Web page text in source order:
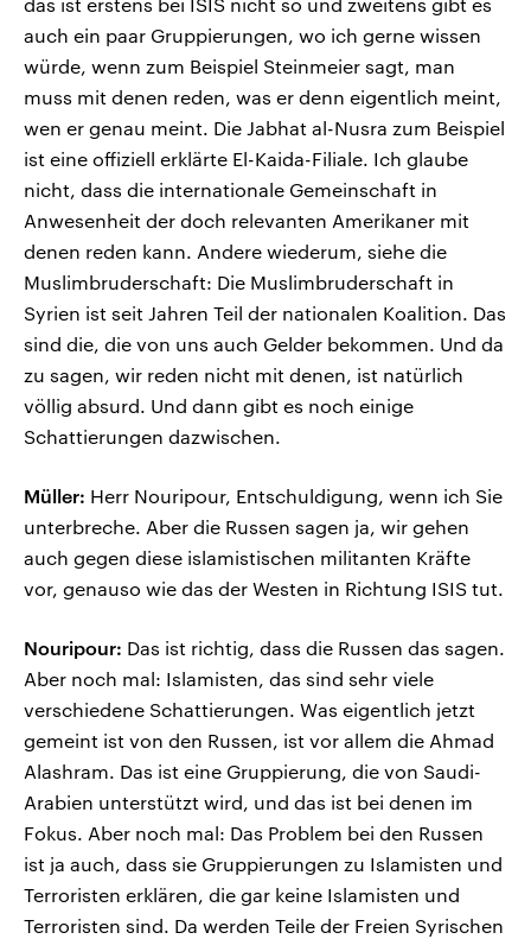
das ist erstens bei ISIS nicht so und zweitens gibt es
auch ein paar Gruppierungen, wo ich gerne wissen
würde, wenn zum Beispiel Steinmeier sagt, man
muss mit denen reden, was er denn eigentlich meint,
wen er genau meint. Die Jabhat al-Nusra zum Beispiel
ist eine offiziell erklärte El-Kaida-Filiale. Ich glaube
nicht, dass die internationale Gemeinschaft in
Anwesenheit der doch relevanten Amerikaner mit
denen reden kann. Andere wiederum, siehe die
Muslimbruderschaft: Die Muslimbruderschaft in
Syrien ist seit Jahren Teil der nationalen Koalition. Das
sind die, die von uns auch Gelder bekommen. Und da
zu sagen, wir reden nicht mit denen, ist natürlich
völlig absurd. Und dann gibt es noch einige
Schattierungen dazwischen.
Müller: Herr Nouripour, Entschuldigung, wenn ich Sie
unterbreche. Aber die Russen sagen ja, wir gehen
auch gegen diese islamistischen militanten Kräfte
vor, genauso wie das der Westen in Richtung ISIS tut.
Nouripour: Das ist richtig, dass die Russen das sagen.
Aber noch mal: Islamisten, das sind sehr viele
verschiedene Schattierungen. Was eigentlich jetzt
gemeint ist von den Russen, ist vor allem die Ahmad
Alashram. Das ist eine Gruppierung, die von Saudi-
Arabien unterstützt wird, und das ist bei denen im
Fokus. Aber noch mal: Das Problem bei den Russen
ist ja auch, dass sie Gruppierungen zu Islamisten und
Terroristen erklären, die gar keine Islamisten und
Terroristen sind. Da werden Teile der Freien Syrischen